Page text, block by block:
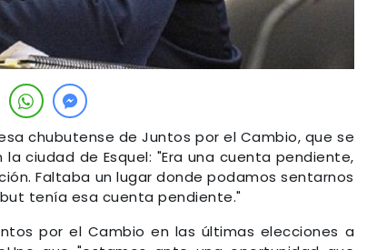
chubutense de Juntos por el Cambio, que se
ciudad de Esquel: "Era una cuenta pendiente,
Faltaba un lugar donde podamos sentarnos
tenía esa cuenta pendiente."
por el Cambio en las últimas elecciones a